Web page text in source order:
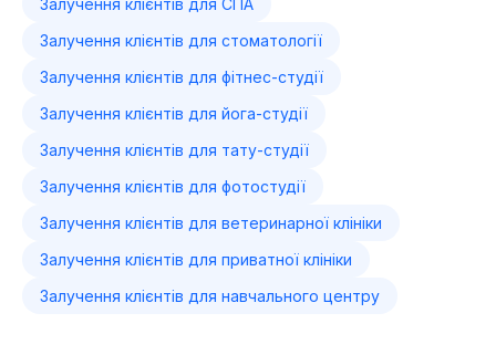
Залучення клієнтів для СПА
Залучення клієнтів для стоматології
Залучення клієнтів для фітнес-студії
Залучення клієнтів для йога-студії
Залучення клієнтів для тату-студії
Залучення клієнтів для фотостудії
Залучення клієнтів для ветеринарної клініки
Залучення клієнтів для приватної клініки
Залучення клієнтів для навчального центру